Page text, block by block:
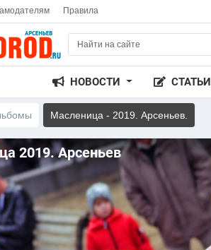
Правила
НОВОСТИ СТАТЬИ
Масленица - 2019. Арсеньев.
2019. Арсеньев